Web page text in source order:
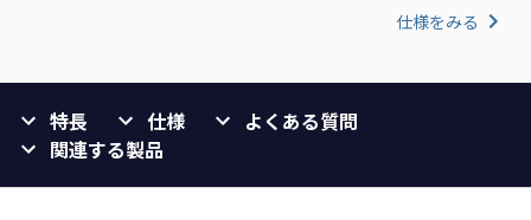
仕様をみる
特長 仕様
よくある質問
関連する製品